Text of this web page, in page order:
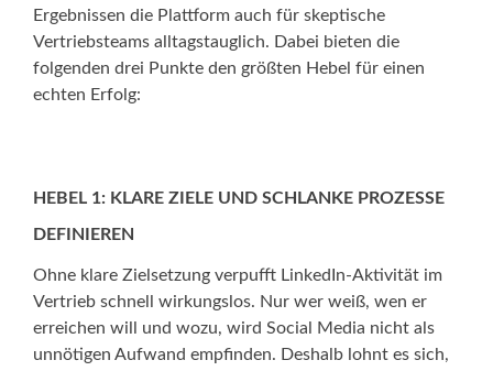
Ergebnissen die Plattform auch für skeptische
Vertriebsteams alltagstauglich. Dabei bieten die
folgenden drei Punkte den größten Hebel für einen
echten Erfolg:
HEBEL 1: KLARE ZIELE UND SCHLANKE PROZESSE
DEFINIEREN
Ohne klare Zielsetzung verpufft LinkedIn-Aktivität im
Vertrieb schnell wirkungslos. Nur wer weiß, wen er
erreichen will und wozu, wird Social Media nicht als
unnötigen Aufwand empfinden. Deshalb lohnt es sich,